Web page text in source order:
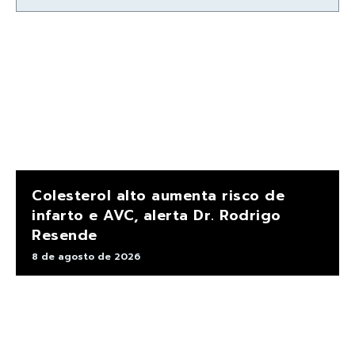
Colesterol alto aumenta risco de
infarto e AVC, alerta Dr. Rodrigo
Resende
8 de agosto de 2026